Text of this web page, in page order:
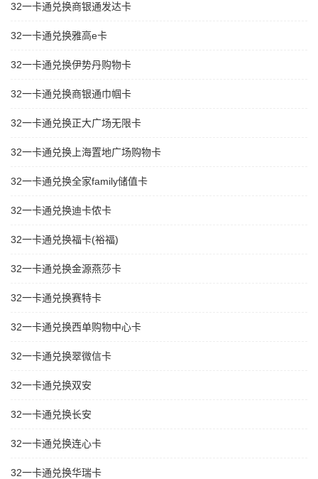
32一卡通兑换商银通发达卡
32一卡通兑换雅高e卡
32一卡通兑换伊势丹购物卡
32一卡通兑换商银通巾帼卡
32一卡通兑换正大广场无限卡
32一卡通兑换上海置地广场购物卡
32一卡通兑换全家family储值卡
32一卡通兑换迪卡侬卡
32一卡通兑换福卡(裕福)
32一卡通兑换金源燕莎卡
32一卡通兑换赛特卡
32一卡通兑换西单购物中心卡
32一卡通兑换翠微信卡
32一卡通兑换双安
32一卡通兑换长安
32一卡通兑换连心卡
32一卡通兑换华瑞卡